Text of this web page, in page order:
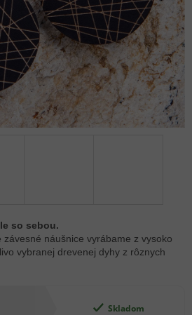
Skladom
so sebou.
náušnice vyrábame z vysoko
vybranej drevenej dyhy z rôznych